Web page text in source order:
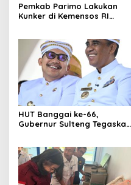
Pemkab Parimo Lakukan
Kunker di Kemensos RI
HUT Banggai ke-66,
Gubernur Sulteng Tegaskan